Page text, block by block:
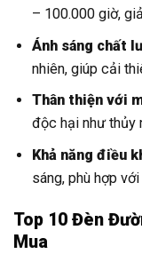
– 100.000 giờ,
Ánh sáng chất
nhiên, giúp cải
Thân thiện với
độc hại như thủy
Khả năng điều
sáng, phù hợp
Top 10 Đèn
Mua